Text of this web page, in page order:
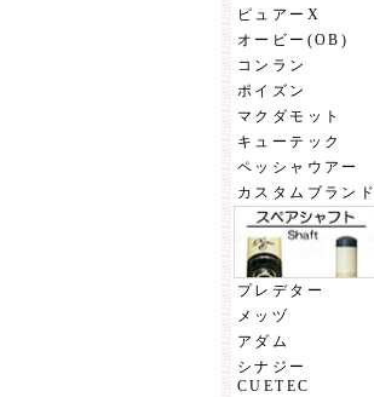
ピュアーX
オービー(OB)
コンラン
ポイズン
マクダモット
キューテック
ペッシャウアー
カスタムブランド
プレデター
メッヅ
アダム
シナジー
CUETEC